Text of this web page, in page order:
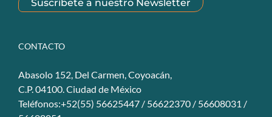
Suscríbete a nuestro Newsletter
CONTACTO
Abasolo 152, Del Carmen, Coyoacán,
C.P. 04100. Ciudad de México
Teléfonos:+52(55) 56625447 / 56622370 / 56608031 /